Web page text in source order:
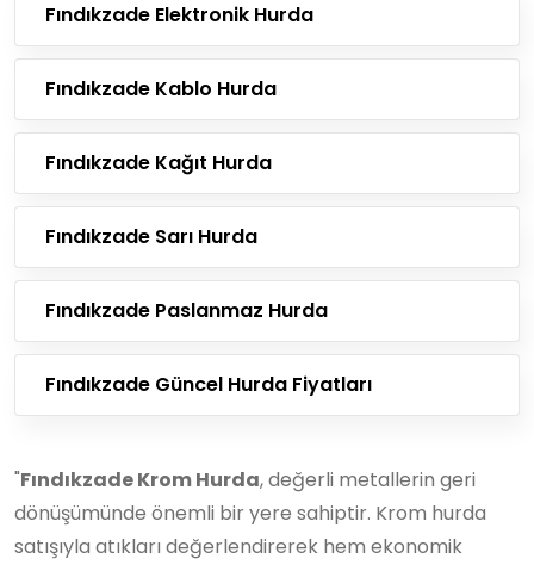
Fındıkzade Elektronik Hurda
Fındıkzade Kablo Hurda
Fındıkzade Kağıt Hurda
Fındıkzade Sarı Hurda
Fındıkzade Paslanmaz Hurda
Fındıkzade Güncel Hurda Fiyatları
"Fındıkzade Krom Hurda, değerli metallerin geri
dönüşümünde önemli bir yere sahiptir. Krom hurda
satışıyla atıkları değerlendirerek hem ekonomik